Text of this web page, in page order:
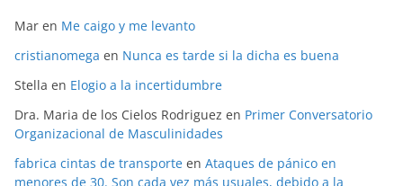
Mar en Me caigo y me levanto
cristianomega en Nunca es tarde si la dicha es buena
Stella en Elogio a la incertidumbre
Dra. Maria de los Cielos Rodriguez en Primer Conversatorio
Organizacional de Masculinidades
fabrica cintas de transporte en Ataques de pánico en
menores de 30. Son cada vez más usuales, debido a la